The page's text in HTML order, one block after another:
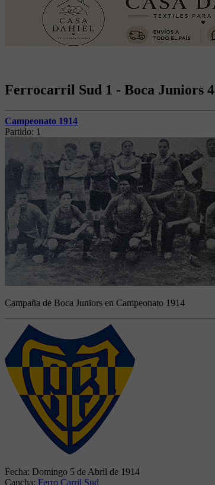
Ferrocarril Sud 1 - Boca Juniors 4
Campeonato 1914
Partido: 1
Campaña de Boca Juniors en Campeonato 1914
Fecha: Domingo 5 de Abril de 1914
Cancha: Ferro Carril Sud